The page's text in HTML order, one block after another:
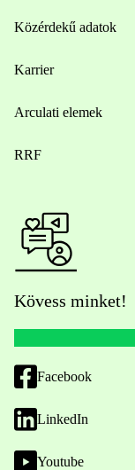
Közérdekű adatok
Karrier
Arculati elemek
RRF
Kövess minket!
Facebook
LinkedIn
Youtube